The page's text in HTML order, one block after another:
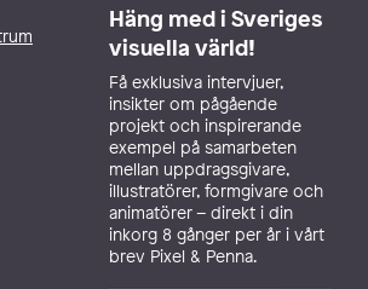
Häng med i Sveriges
visuella värld!
Få exklusiva intervjuer,
insikter om pågående
projekt och inspirerande
exempel på samarbeten
mellan uppdragsgivare,
illustratörer, formgivare och
animatörer – direkt i din
inkorg 8 gånger per år i vårt
brev Pixel & Penna.